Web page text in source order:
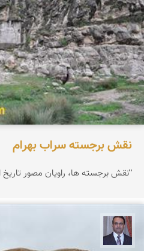
نقش برجسته سراب بهرام
“نقش برجسته ها، راویان مصور تاریخ